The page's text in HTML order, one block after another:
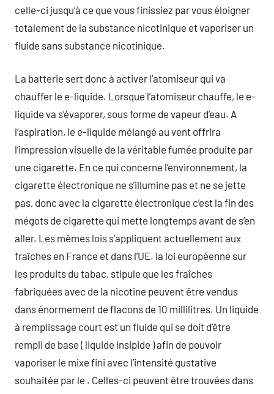
celle-ci jusqu’à ce que vous finissiez par vous éloigner
totalement de la substance nicotinique et vaporiser un
fluide sans substance nicotinique.
La batterie sert donc à activer l’atomiseur qui va
chauffer le e-liquide. Lorsque l’atomiseur chauffe, le e-
liquide va s’évaporer, sous forme de vapeur d’eau. A
l’aspiration, le e-liquide mélangé au vent offrira
l’impression visuelle de la véritable fumée produite par
une cigarette. En ce qui concerne l’environnement, la
cigarette électronique ne s’illumine pas et ne se jette
pas, donc avec la cigarette électronique c’est la fin des
mégots de cigarette qui mette longtemps avant de s’en
aller. Les mêmes lois s’appliquent actuellement aux
fraîches en France et dans l’UE. la loi européenne sur
les produits du tabac, stipule que les fraîches
fabriquées avec de la nicotine peuvent être vendus
dans énormement de flacons de 10 millilitres. Un liquide
à remplissage court est un fluide qui se doit d’être
rempli de base ( liquide insipide ) afin de pouvoir
vaporiser le mixe fini avec l’intensité gustative
souhaitée par le . Celles-ci peuvent être trouvées dans